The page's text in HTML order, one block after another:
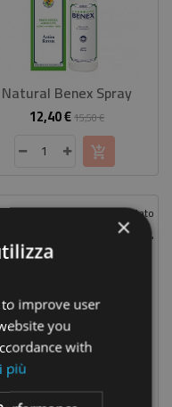
Natural Benex Spray
12,40 €Prezzo
base
15,50 €Prezzo
-20%
Prezzo Scontato
Benex Gel Freddo
15,92 €Prezzo
×
to improve user
you
with
più